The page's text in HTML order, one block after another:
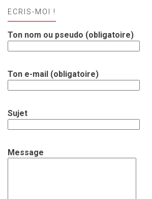
ECRIS-MOI !
Ton nom ou pseudo (obligatoire)
Ton e-mail (obligatoire)
Sujet
Message